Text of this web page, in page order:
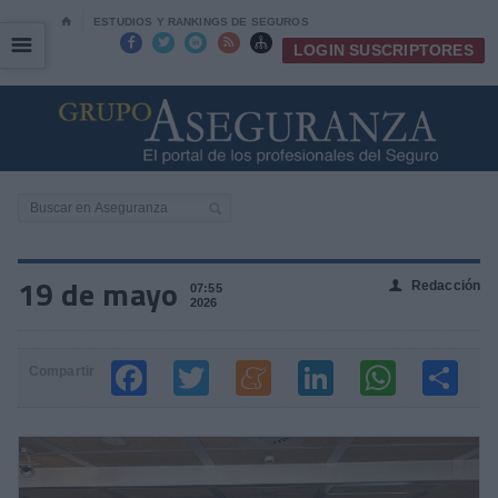
⌂ ESTUDIOS Y RANKINGS DE SEGUROS
     LOGIN SUSCRIPTORES
☰
☰
19 de mayo
07:55
2026
👤 Redacción